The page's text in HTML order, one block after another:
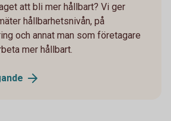
att bli mer hållbart? Vi ger
hållbarhetsnivån, på
och annat man som företagare
mer hållbart.